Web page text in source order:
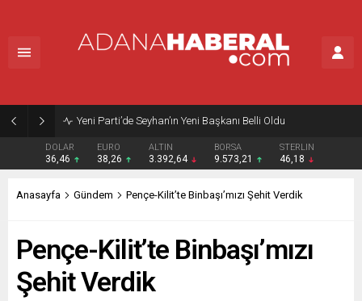
Yeni Parti’de Seyhan’ın Yeni Başkanı Belli Oldu
DOLAR
36,46
EURO
38,26
ALTIN
3.392,64
BORSA
9.573,21
STERLIN
46,18
Anasayfa Gündem Pençe-Kilit’te Binbaşı’mızı Şehit Verdik
Pençe-Kilit’te Binbaşı’mızı
Şehit Verdik